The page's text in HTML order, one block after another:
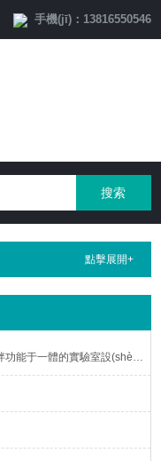
！ 手機(jī)：13816550546
點擊展開+
振蕩恒溫金屬浴是一種集恒溫控制與振蕩攪拌功能于一體的實驗室設(shè)備